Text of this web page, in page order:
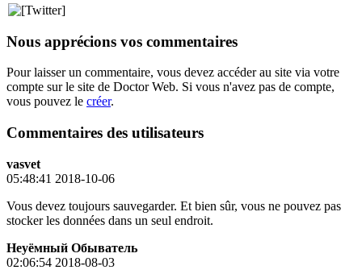
Nous apprécions vos commentaires
Pour laisser un commentaire, vous devez accéder au site via votre
compte sur le site de Doctor Web. Si vous n'avez pas de compte,
vous pouvez le créer.
Commentaires des utilisateurs
vasvet
05:48:41 2018-10-06
Vous devez toujours sauvegarder. Et bien sûr, vous ne pouvez pas
stocker les données dans un seul endroit.
Неуёмный Обыватель
02:06:54 2018-08-03